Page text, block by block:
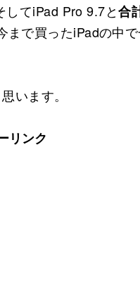
してiPad Pro 9.7と合
で買ったiPadの中で
います。
リンク